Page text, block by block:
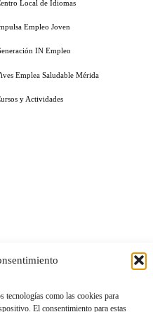
tecnologías como las cookies para
El consentimiento para estas
Local de Idiomas
Empleo Joven
IN Empleo
Emplea Saludable Mérida
y Actividades